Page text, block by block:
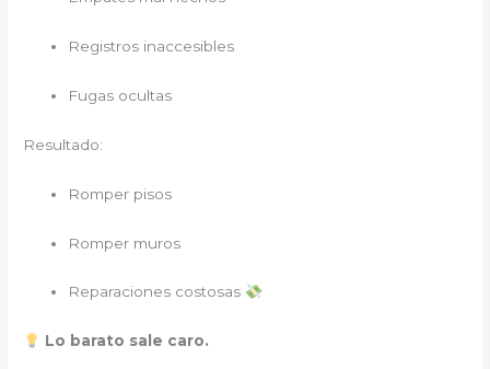
Registros inaccesibles
Fugas ocultas
Resultado:
Romper pisos
Romper muros
Reparaciones costosas
Lo barato sale caro.